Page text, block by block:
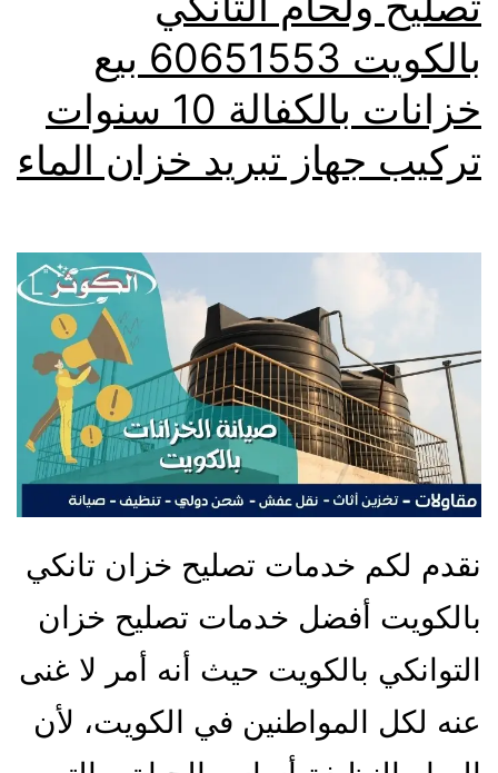
بالكويت 60651553 بيع
خزانات بالكفالة 10 سنوات
تركيب جهاز تبريد خزان الماء
نقدم لكم خدمات تصليح خزان تانكي
بالكويت أفضل خدمات تصليح خزان
التوانكي بالكويت حيث أنه أمر لا غنى
عنه لكل المواطنين في الكويت، لأن